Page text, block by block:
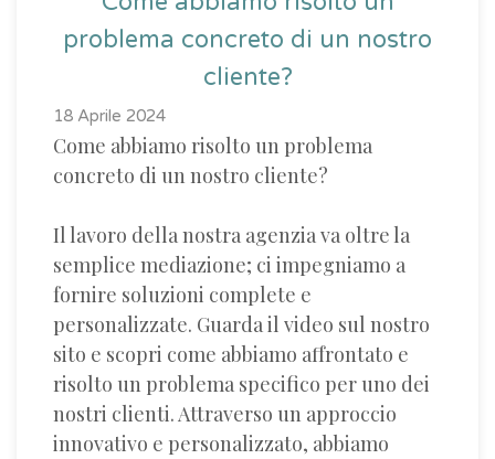
problema concreto di un nostro
cliente?
18 Aprile 2024
Come abbiamo risolto un problema
concreto di un nostro cliente?
Il lavoro della nostra agenzia va oltre la
semplice mediazione; ci impegniamo a
fornire soluzioni complete e
personalizzate. Guarda il video sul nostro
sito e scopri come abbiamo affrontato e
risolto un problema specifico per uno dei
nostri clienti. Attraverso un approccio
innovativo e personalizzato, abbiamo